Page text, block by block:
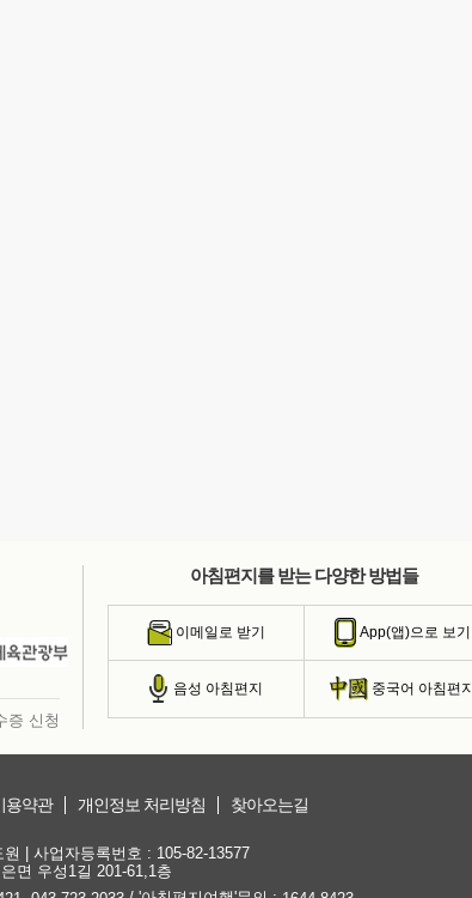
증 신청
아침편지를 받는 다양한 방법들
이메일로 받기 App(앱)으로 보기
음성 아침편지 중국어 아침편지
용약관 개인정보 처리방침 찾아오는길
| 사업자등록번호 : 105-82-13577
면 우성1길 201-61,1층